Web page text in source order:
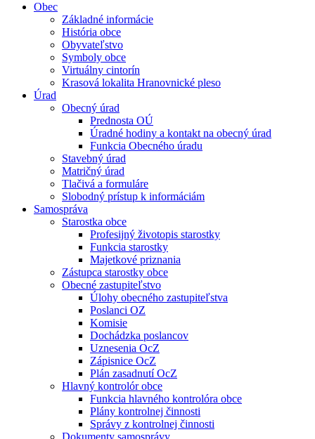
Obec
Základné informácie
História obce
Obyvateľstvo
Symboly obce
Virtuálny cintorín
Krasová lokalita Hranovnické pleso
Úrad
Obecný úrad
Prednosta OÚ
Úradné hodiny a kontakt na obecný úrad
Funkcia Obecného úradu
Stavebný úrad
Matričný úrad
Tlačivá a formuláre
Slobodný prístup k informáciám
Samospráva
Starostka obce
Profesijný životopis starostky
Funkcia starostky
Majetkové priznania
Zástupca starostky obce
Obecné zastupiteľstvo
Úlohy obecného zastupiteľstva
Poslanci OZ
Komisie
Dochádzka poslancov
Uznesenia OcZ
Zápisnice OcZ
Plán zasadnutí OcZ
Hlavný kontrolór obce
Funkcia hlavného kontrolóra obce
Plány kontrolnej činnosti
Správy z kontrolnej činnosti
Dokumenty samosprávy